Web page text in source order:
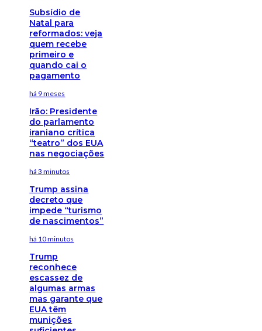
Subsídio de
Natal para
reformados: veja
quem recebe
primeiro e
quando cai o
pagamento
há 9 meses
Irão: Presidente
do parlamento
iraniano crítica
“teatro” dos EUA
nas negociações
há 3 minutos
Trump assina
decreto que
impede “turismo
de nascimentos”
há 10 minutos
Trump
reconhece
escassez de
algumas armas
mas garante que
EUA têm
munições